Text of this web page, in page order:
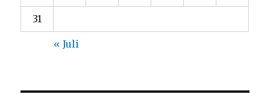
31
« Juli